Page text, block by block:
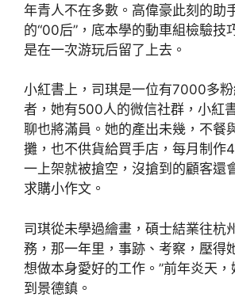
年青人不在多數。高偉豪此刻的助
的“00后”，底本學的動車組檢驗技
是在一次游玩后留了上去。
小紅書上，司琪是一位有7000多
者，她有500人的微信社群，小紅
聊也將滿員。她的產出未幾，不餐
攤，也不供貨給買手店，每月制作
一上架就被搶空，沒搶到的顧客還
求購小作文。
司琪從未學過繪畫，碩士結業往杭
務，那一年里，事跡、考察，壓得
想做本身愛好的工作。”前年炎天
到景德鎮。